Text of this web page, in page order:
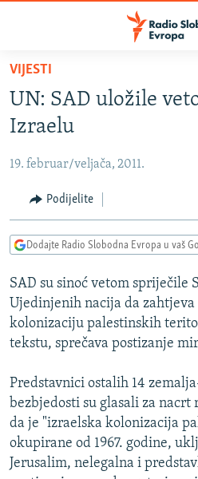
Pređite
glavni
sadržaj
na
navigaciju
Pređite
na
BOSNA I HERCEGOVINA
KOSOVO
CRNA GORA
VIDEO
FOTOGALERIJE
INFOGRAFIKE
PODCASTI
RAT U UKRAJINI
KINA NA BALKANU
RSE PRIČE IZ SVIJETA
ISPRIČAJ MI
DNEVNO@RSE
SPECIJALI RSE
VIŠE OD NASLOVA
PRATITE NAS
VIJESTI
UN: SAD uložile
Izraelu
19. februar/veljača, 2011.
Podijelite
Dodajte Radio Slobodna Evropa u vaš
SAD su sinoć vetom spriječile
Ujedinjenih nacija da
kolonizaciju palestinskih
tekstu, sprečava postizanje
Predstavnici ostalih 14
bezbjedosti su glasali za nacrt
da je "izraelska kolonizacija
okupirane od 1967. godine,
Jerusalim, nelegalna i